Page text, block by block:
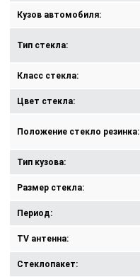
Кузов автомобиля:
Тип стекла:
Класс стекла:
Цвет стекла:
Положение стекло резинка:
Тип кузова:
Размер стекла:
Период:
TV антенна:
Стеклопакет: